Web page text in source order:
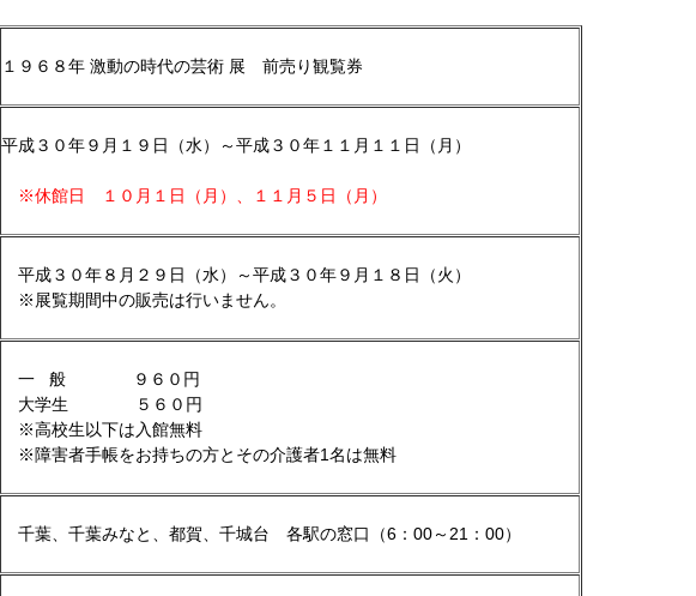
１９６８年 激動の時代の芸術 展 前売り観覧券
平成３０年９月１９日（水）～平成３０年１１月１１日（月）
※休館日 １０月１日（月）、１１月５日（月）
平成３０年８月２９日（水）～平成３０年９月１８日（火）
※展覧期間中の販売は行いません。
一 般 ９６０円
大学生 ５６０円
※高校生以下は入館無料
※障害者手帳をお持ちの方とその介護者1名は無料
千葉、千葉みなと、都賀、千城台 各駅の窓口（6：00～21：00）